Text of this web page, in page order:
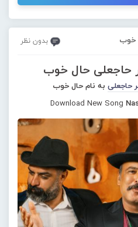
خوب بدون نظر
حاجعلی حال خوب
حاجعلی به نام حال خوب
Download New Song